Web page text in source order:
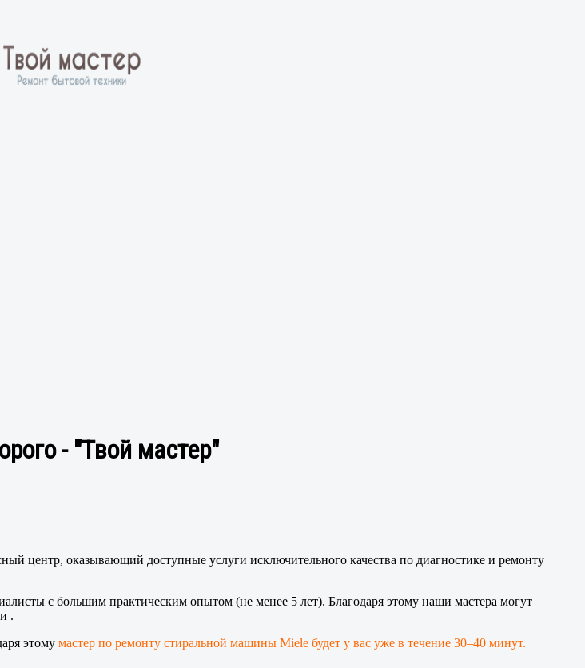
- "Твой мастер"
центр, оказывающий доступные услуги исключительного качества по диагностике и ремонту
с большим практическим опытом (не менее 5 лет). Благодаря этому наши мастера могут
.
этому мастер по ремонту стиральной машины Miele будет у вас уже в течение 30–40 минут.